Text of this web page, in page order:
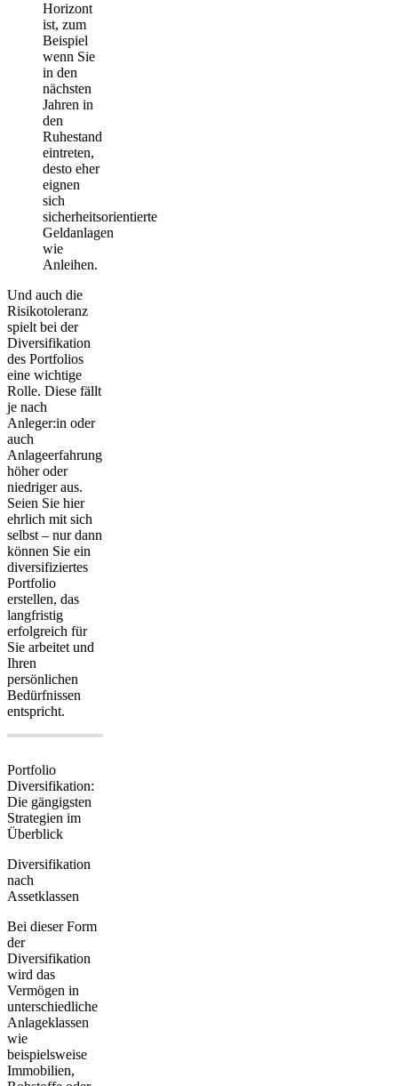
Horizont
ist, zum
Beispiel
wenn Sie
in den
nächsten
Jahren in
den
Ruhestand
eintreten,
desto eher
eignen
sich
sicherheitsorientierte
Geldanlagen
wie
Anleihen.
Und auch die
Risikotoleranz
spielt bei der
Diversifikation
des Portfolios
eine wichtige
Rolle. Diese fällt
je nach
Anleger:in oder
auch
Anlageerfahrung
höher oder
niedriger aus.
Seien Sie hier
ehrlich mit sich
selbst – nur dann
können Sie ein
diversifiziertes
Portfolio
erstellen, das
langfristig
erfolgreich für
Sie arbeitet und
Ihren
persönlichen
Bedürfnissen
entspricht.
Portfolio
Diversifikation:
Die gängigsten
Strategien im
Überblick
Diversifikation
nach
Assetklassen
Bei dieser Form
der
Diversifikation
wird das
Vermögen in
unterschiedliche
Anlageklassen
wie
beispielsweise
Immobilien,